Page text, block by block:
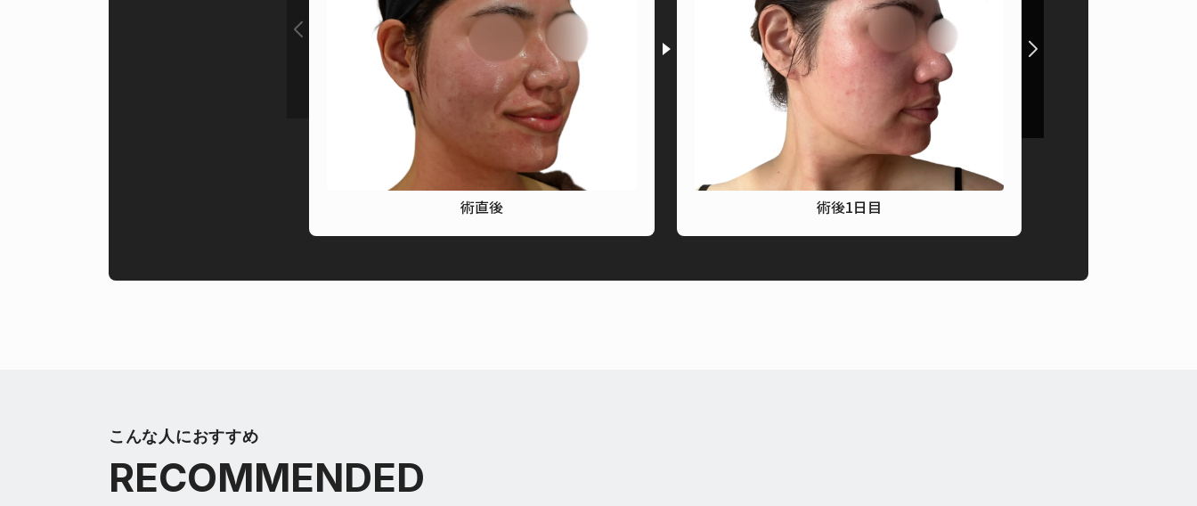
術直後 術後1日目
こんな人におすすめ
RECOMMENDED